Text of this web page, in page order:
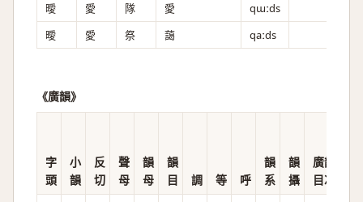
曖 愛 隊 愛
qɯːds
曖
愛 祭 藹 qaːds
《廣韻》
字
頭
小
韻
反
切
聲
母
韻
母
韻
目
調 等 呼
韻
系
韻
攝
廣韻
目次